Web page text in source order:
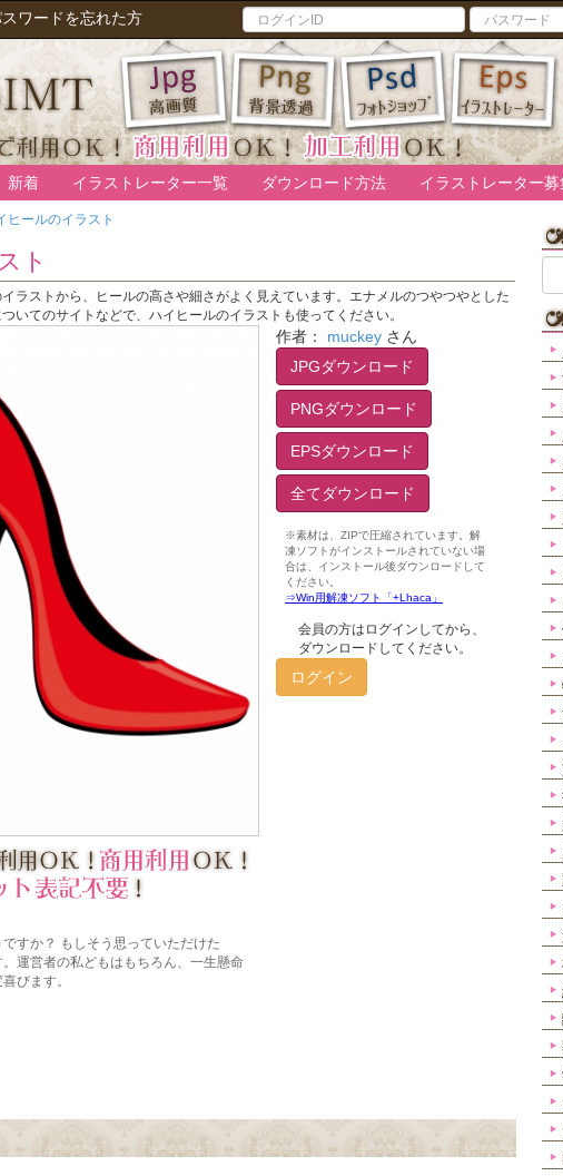
ワードを忘れた方
新着 イラストレーター一覧 ダウンロード方法 イラストレーター募
ヒールのイラスト
ト
ラストから、ヒールの高さや細さがよく見えています。エナメルのつやつやとした
いてのサイトなどで、ハイヒールのイラストも使ってください。
作者： muckey さん
JPGダウンロード
PNGダウンロード
EPSダウンロード
全てダウンロード
会員の方はログインしてから、
ダウンロードしてください。
ログイン